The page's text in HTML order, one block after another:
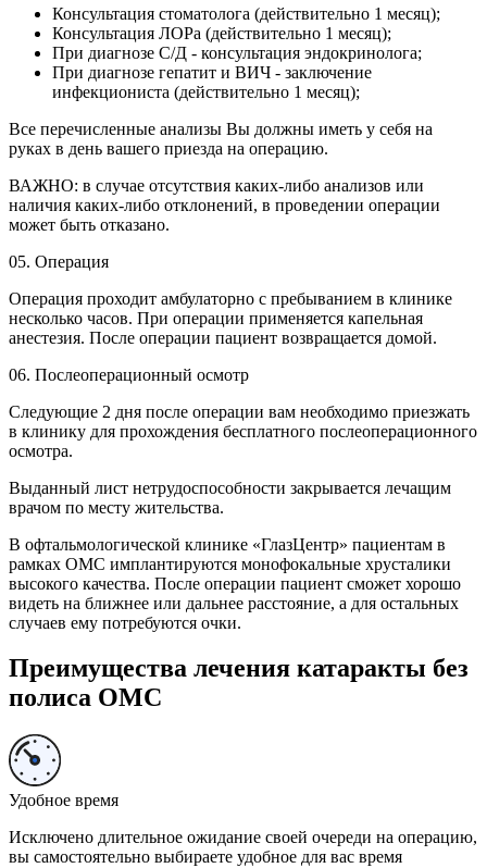
Консультация стоматолога (действительно 1 месяц);
Консультация ЛОРа (действительно 1 месяц);
При диагнозе С/Д - консультация эндокринолога;
При диагнозе гепатит и ВИЧ - заключение
инфекциониста (действительно 1 месяц);
Все перечисленные анализы Вы должны иметь у себя на
руках в день вашего приезда на операцию.
ВАЖНО: в случае отсутствия каких-либо анализов или
наличия каких-либо отклонений, в проведении операции
может быть отказано.
05. Операция
Операция проходит амбулаторно с пребыванием в клинике
несколько часов. При операции применяется капельная
анестезия. После операции пациент возвращается домой.
06. Послеоперационный осмотр
Следующие 2 дня после операции вам необходимо приезжать
в клинику для прохождения бесплатного послеоперационного
осмотра.
Выданный лист нетрудоспособности закрывается лечащим
врачом по месту жительства.
В офтальмологической клинике «ГлазЦентр» пациентам в
рамках ОМС имплантируются монофокальные хрусталики
высокого качества. После операции пациент сможет хорошо
видеть на ближнее или дальнее расстояние, а для остальных
случаев ему потребуются очки.
Преимущества лечения катаракты без
полиса ОМС
Удобное время
Исключено длительное ожидание своей очереди на операцию,
вы самостоятельно выбираете удобное для вас время